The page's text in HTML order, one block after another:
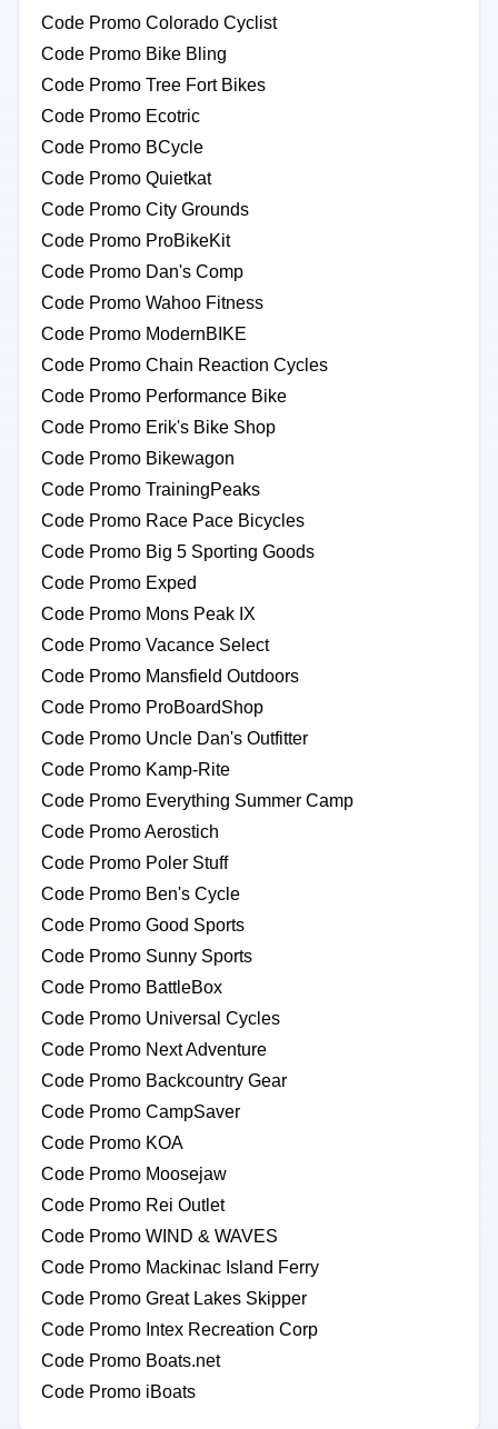
Code Promo Colorado Cyclist
Code Promo Bike Bling
Code Promo Tree Fort Bikes
Code Promo Ecotric
Code Promo BCycle
Code Promo Quietkat
Code Promo City Grounds
Code Promo ProBikeKit
Code Promo Dan's Comp
Code Promo Wahoo Fitness
Code Promo ModernBIKE
Code Promo Chain Reaction Cycles
Code Promo Performance Bike
Code Promo Erik's Bike Shop
Code Promo Bikewagon
Code Promo TrainingPeaks
Code Promo Race Pace Bicycles
Code Promo Big 5 Sporting Goods
Code Promo Exped
Code Promo Mons Peak IX
Code Promo Vacance Select
Code Promo Mansfield Outdoors
Code Promo ProBoardShop
Code Promo Uncle Dan's Outfitter
Code Promo Kamp-Rite
Code Promo Everything Summer Camp
Code Promo Aerostich
Code Promo Poler Stuff
Code Promo Ben's Cycle
Code Promo Good Sports
Code Promo Sunny Sports
Code Promo BattleBox
Code Promo Universal Cycles
Code Promo Next Adventure
Code Promo Backcountry Gear
Code Promo CampSaver
Code Promo KOA
Code Promo Moosejaw
Code Promo Rei Outlet
Code Promo WIND & WAVES
Code Promo Mackinac Island Ferry
Code Promo Great Lakes Skipper
Code Promo Intex Recreation Corp
Code Promo Boats.net
Code Promo iBoats